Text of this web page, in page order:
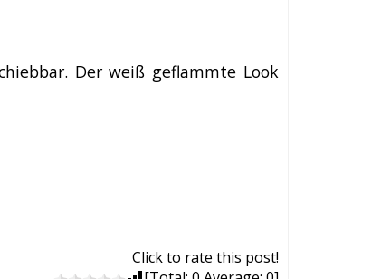
Der weiß geflammte Look
Click to rate this post!